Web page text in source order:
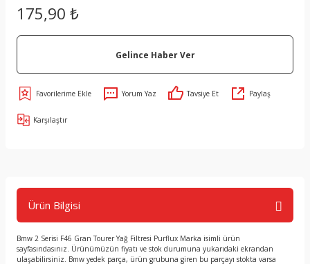
175,90 ₺
Gelince Haber Ver
Yorum Yaz Tavsiye Et Paylaş
Karşılaştır
Ürün Bilgisi
Bmw 2 Serisi F46 Gran Tourer Yağ Filtresi Purflux Marka isimli ürün
sayfasındasınız. Ürünümüzün fiyatı ve stok durumuna yukarıdaki ekrandan
ulaşabilirsiniz. Bmw yedek parça, ürün grubuna giren bu parçayı stokta varsa